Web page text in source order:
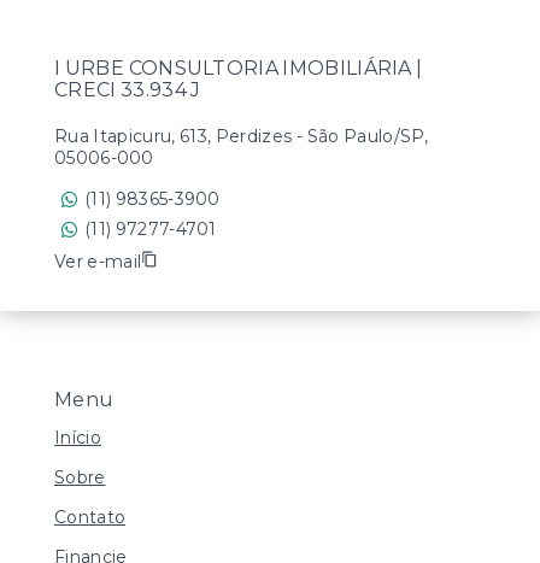
Menu
Início
Sobre
Contato
Financie
I URBE CONSULTORIA IMOBILIÁRIA |
CRECI 33.934 J
Rua Itapicuru, 613, Perdizes - São Paulo/SP,
05006-000
(11) 98365-3900
(11) 97277-4701
Ver e-mail